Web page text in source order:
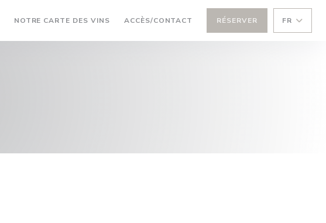
NOTRE CARTE DES VINS((OUVRE UNE NOUVELLE FENÊTRE))
ACCÈS/CONTACT RÉSERVER FR